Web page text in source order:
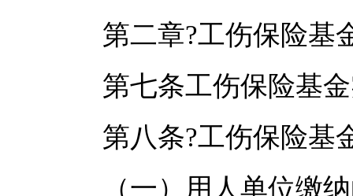
第二章?工伤保险基
第七条工伤保险基金
第八条?工伤保险基
（一）用人单位缴纳